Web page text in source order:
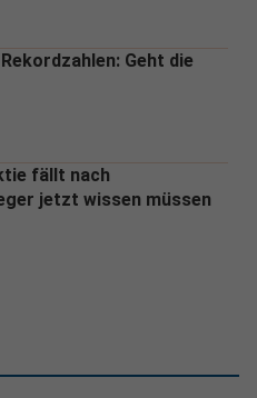
Geht die
fällt nach
jetzt wissen müssen